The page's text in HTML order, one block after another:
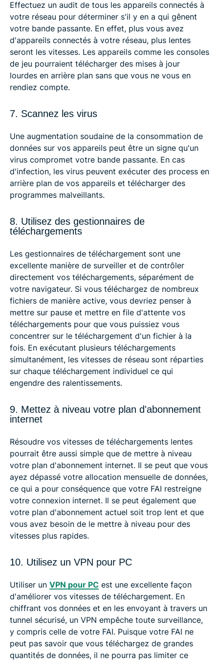
Effectuez un audit de tous les appareils connectés à
votre réseau pour déterminer s'il y en a qui gênent
votre bande passante. En effet, plus vous avez
d'appareils connectés à votre réseau, plus lentes
seront les vitesses. Les appareils comme les consoles
de jeu pourraient télécharger des mises à jour
lourdes en arrière plan sans que vous ne vous en
rendiez compte.
7. Scannez les virus
Une augmentation soudaine de la consommation de
données sur vos appareils peut être un signe qu'un
virus compromet votre bande passante. En cas
d'infection, les virus peuvent exécuter des process en
arrière plan de vos appareils et télécharger des
programmes malveillants.
8. Utilisez des gestionnaires de
téléchargements
Les gestionnaires de téléchargement sont une
excellente manière de surveiller et de contrôler
directement vos téléchargements, séparément de
votre navigateur. Si vous téléchargez de nombreux
fichiers de manière active, vous devriez penser à
mettre sur pause et mettre en file d'attente vos
téléchargements pour que vous puissiez vous
concentrer sur le téléchargement d'un fichier à la
fois. En exécutant plusieurs téléchargements
simultanément, les vitesses de réseau sont réparties
sur chaque téléchargement individuel ce qui
engendre des ralentissements.
9. Mettez à niveau votre plan d'abonnement
internet
Résoudre vos vitesses de téléchargements lentes
pourrait être aussi simple que de mettre à niveau
votre plan d'abonnement internet. Il se peut que vous
ayez dépassé votre allocation mensuelle de données,
ce qui a pour conséquence que votre FAI restreigne
votre connexion internet. Il se peut également que
votre plan d'abonnement actuel soit trop lent et que
vous avez besoin de le mettre à niveau pour des
vitesses plus rapides.
10. Utilisez un VPN pour PC
Utiliser un VPN pour PC est une excellente façon
d'améliorer vos vitesses de téléchargement. En
chiffrant vos données et en les envoyant à travers un
tunnel sécurisé, un VPN empêche toute surveillance,
y compris celle de votre FAI. Puisque votre FAI ne
peut pas savoir que vous téléchargez de grandes
quantités de données, il ne pourra pas limiter ce